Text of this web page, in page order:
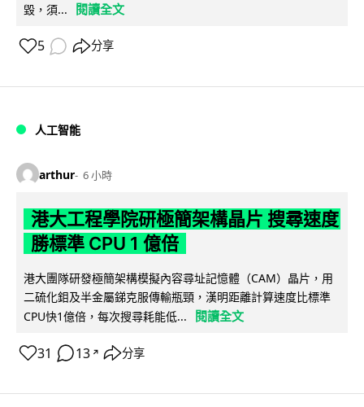
毀，須...
閱讀全文
5 分享
人工智能
arthur 6 小時
港大工程學院研極簡架構晶片 搜尋速度
勝標準 CPU 1 億倍
港大團隊研發極簡架構模擬內容尋址記憶體（CAM）晶片，用
二硫化鉬及半金屬銻克服傳輸瓶頸，漢明距離計算速度比標準
CPU快1億倍，每次搜尋耗能低...
閱讀全文
31 13 ↗ 分享